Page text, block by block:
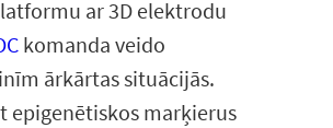
ar 3D elektrodu
komanda veido
ārkārtas situācijās.
epigenētiskos marķierus